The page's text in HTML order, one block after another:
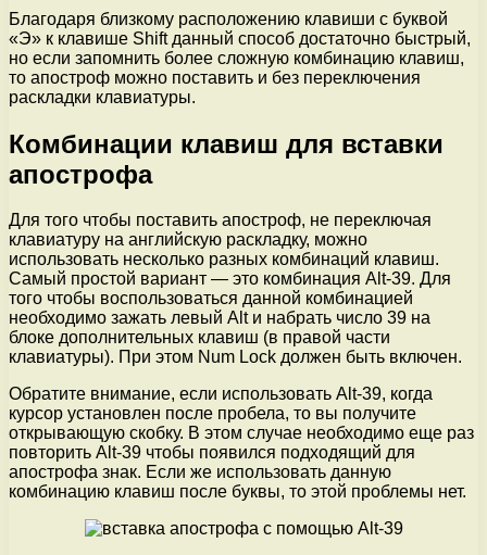
Благодаря близкому расположению клавиши с буквой
«Э» к клавише Shift данный способ достаточно быстрый,
но если запомнить более сложную комбинацию клавиш,
то апостроф можно поставить и без переключения
раскладки клавиатуры.
Комбинации клавиш для вставки
апострофа
Для того чтобы поставить апостроф, не переключая
клавиатуру на английскую раскладку, можно
использовать несколько разных комбинаций клавиш.
Самый простой вариант — это комбинация Alt-39. Для
того чтобы воспользоваться данной комбинацией
необходимо зажать левый Alt и набрать число 39 на
блоке дополнительных клавиш (в правой части
клавиатуры). При этом Num Lock должен быть включен.
Обратите внимание, если использовать Alt-39, когда
курсор установлен после пробела, то вы получите
открывающую скобку. В этом случае необходимо еще раз
повторить Alt-39 чтобы появился подходящий для
апострофа знак. Если же использовать данную
комбинацию клавиш после буквы, то этой проблемы нет.